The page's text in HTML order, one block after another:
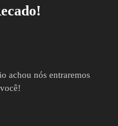
achou nós entraremos